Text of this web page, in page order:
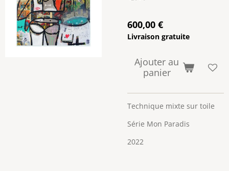
600,00 €
Livraison gratuite
Ajouter au
panier
Technique mixte sur toile
Série Mon Paradis
2022